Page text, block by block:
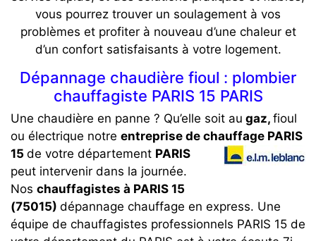
vous pourrez trouver un soulagement à vos
problèmes et profiter à nouveau d’une chaleur et
d’un confort satisfaisants à votre logement.
Dépannage chaudière fioul : plombier
chauffagiste PARIS 15 PARIS
Une chaudière en panne ? Qu’elle soit au gaz, fioul
ou électrique notre entreprise de chauffage PARIS
15 de votre département PARIS
peut intervenir dans la journée.
Nos chauffagistes à PARIS 15
(75015) dépannage chauffage en express. Une
équipe de chauffagistes professionnels PARIS 15 de